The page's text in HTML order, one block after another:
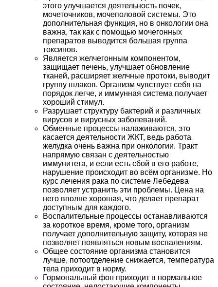
этого улучшается деятельность почек,
мочеточников, мочеполовой системы. Это
дополнительная функция, но в онкологии она
важна, так как с помощью мочегонных
препаратов выводится большая группа
токсинов.
Является желчегонным компонентом,
защищает печень, улучшает обновление
тканей, расширяет желчные протоки, выводит
группу шлаков. Организм чувствует себя на
порядок легче, и иммунная система получает
хороший стимул.
Разрушает структуру бактерий и различных
вирусов и вирусных заболеваний.
Обменные процессы налаживаются, это
касается деятельности ЖКТ, ведь работа
желудка очень важна при онкологии. Тракт
напрямую связан с деятельностью
иммунитета, и если есть сбой в его работе,
нарушение происходит во всём организме. Но
курс лечения рака по системе Лебедева
позволяет устранить эти проблемы. Цена на
него вполне хорошая, что делает препарат
доступным для каждого.
Воспалительные процессы останавливаются
за короткое время, кроме того, организм
получает дополнительную защиту, которая не
позволяет появляться новым воспалениям.
Общее состояние организма становится
лучше, потоотделение снижается, температура
тела приходит в норму.
Гормональный фон приходит в нормальное